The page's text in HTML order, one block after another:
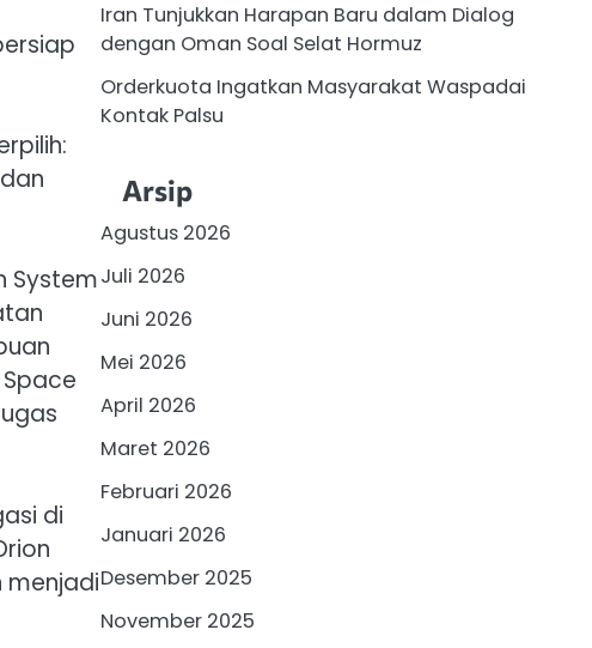
System
di
menjadi
Iran Tunjukkan Harapan Baru dalam Dialog
dengan Oman Soal Selat Hormuz
Orderkuota Ingatkan Masyarakat Waspadai
Kontak Palsu
Arsip
Agustus 2026
Juli 2026
Juni 2026
Mei 2026
April 2026
Maret 2026
Februari 2026
Januari 2026
Desember 2025
November 2025